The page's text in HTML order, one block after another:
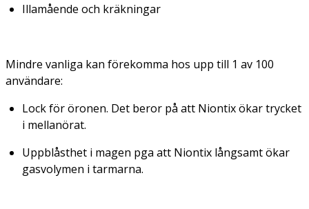
Illamående och kräkningar
Mindre vanliga kan förekomma hos upp till 1 av 100
användare:
Lock för öronen. Det beror på att Niontix ökar trycket
i mellanörat.
Uppblåsthet i magen pga att Niontix långsamt ökar
gasvolymen i tarmarna.